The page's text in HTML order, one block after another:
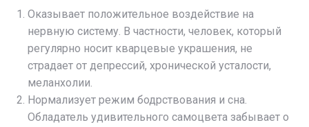
Оказывает положительное воздействие на
нервную систему. В частности, человек, который
регулярно носит кварцевые украшения, не
страдает от депрессий, хронической усталости,
меланхолии.
Нормализует режим бодрствования и сна.
Обладатель удивительного самоцвета забывает о